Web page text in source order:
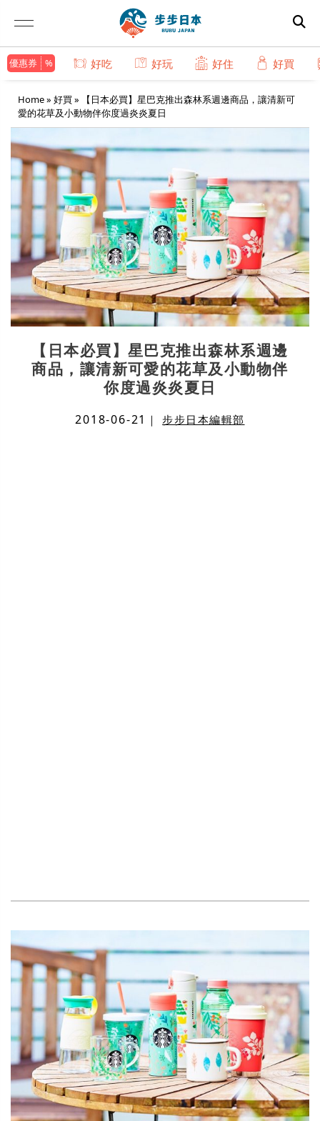
優惠券 好吃 好玩 好住 好買
Home» 好買 » 【日本必買】星巴克推出森林系週邊商品，讓清新可
愛的花草及小動物伴你度過炎炎夏日
【日本必買】星巴克推出森林系週邊
商品，讓清新可愛的花草及小動物伴
你度過炎炎夏日
2018-06-21 ｜步步日本編輯部